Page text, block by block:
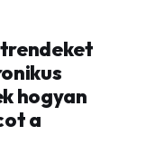
hogyan
a